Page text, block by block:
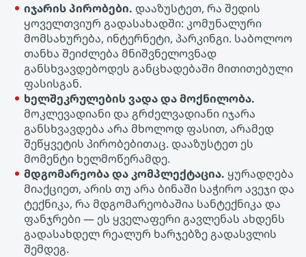
იჯარის პირობები. დააზუსტეთ, რა შედის
ყოველთვიურ გადასახადში: კომუნალური
მომსახურება, ინტერნეტი, პარკინგი. საბოლოო
თანხა შეიძლება მნიშვნელოვნად
განსხვავდებოდეს განცხადებაში მითითებული
ფასისგან.
ხელშეკრულების ვადა და მოქნილობა.
მოკლევადიანი და გრძელვადიანი იჯარა
განსხვავდება არა მხოლოდ ფასით, არამედ
შეწყვეტის პირობებითაც. დააზუსტეთ ეს
მომენტი ხელმოწერამდე.
მდგომარეობა და კომპლექტაცია. ყურადღება
მიაქციეთ, არის თუ არა ბინაში საჭირო ავეჯი და
ტექნიკა, რა მდგომარეობაშია სანტექნიკა და
ფანჯრები — ეს ყველაფერი გავლენას ახდენს
გადასახდელ რეალურ ხარჯებზე გადასვლის
შემდეგ.